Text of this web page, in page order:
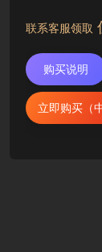
联系客服领取
购买说明
立即购买（